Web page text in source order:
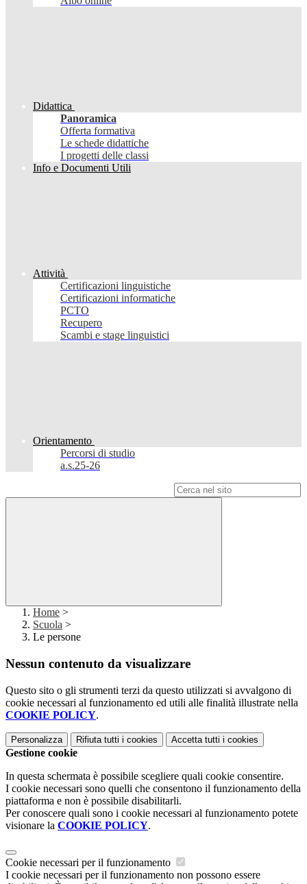
Didattica
Panoramica
Offerta formativa
Le schede didattiche
I progetti delle classi
Info e Documenti Utili
Attività
Certificazioni linguistiche
Certificazioni informatiche
PCTO
Recupero
Scambi e stage linguistici
Orientamento
Percorsi di studio
a.s.25-26
Home >
Scuola >
Le persone
Nessun contenuto da visualizzare
Questo sito o gli strumenti terzi da questo utilizzati si avvalgono di
cookie necessari al funzionamento ed utili alle finalità illustrate nella
COOKIE POLICY.
Personalizza Rifiuta tutti i cookies Accetta tutti i cookies
Gestione cookie
In questa schermata è possibile scegliere quali cookie consentire.
I cookie necessari sono quelli che consentono il funzionamento della
piattaforma e non è possibile disabilitarli.
Per conoscere quali sono i cookie necessari al funzionamento potete
visionare la COOKIE POLICY.
Cookie necessari per il funzionamento
I cookie necessari per il funzionamento non possono essere